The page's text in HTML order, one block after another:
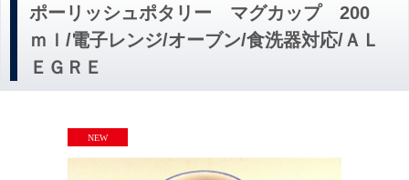
ポーリッシュポタリー マグカップ 200
ｍｌ/電子レンジ/オーブン/食洗器対応/ＡＬ
ＥＧＲＥ